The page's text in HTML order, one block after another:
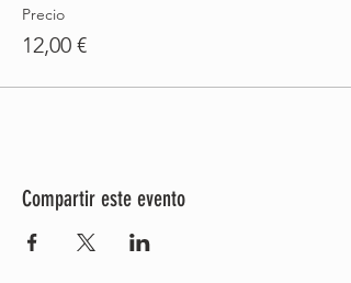
Precio
12,00 €
Compartir este evento